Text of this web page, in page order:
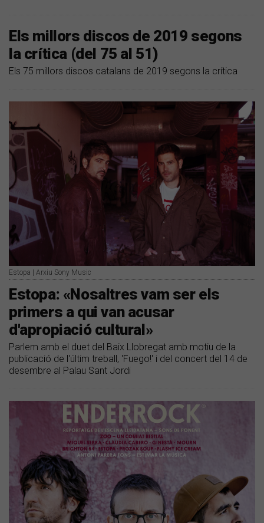
Els millors discos de 2019 segons
la crítica (del 75 al 51)
Els 75 millors discos catalans de 2019 segons la crítica
Estopa | Arxiu Sony Music
Estopa: «Nosaltres vam ser els
primers a qui van acusar
d'apropiació cultural»
Parlem amb el duet del Baix Llobregat amb motiu de la
publicació de l'últim treball, 'Fuego!' i del concert del 14 de
desembre al Palau Sant Jordi